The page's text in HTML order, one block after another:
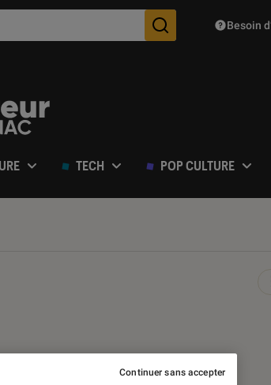
Des
Besoin
TECH POP CULTURE
ainsi que
Continuer sans accepter